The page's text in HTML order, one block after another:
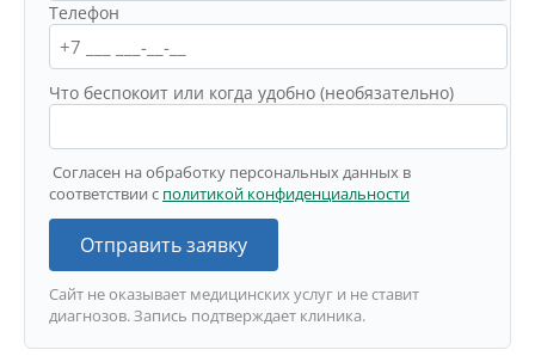
Телефон
Что беспокоит или когда удобно (необязательно)
Согласен на обработку персональных данных в
соответствии с политикой конфиденциальности
Отправить заявку
Сайт не оказывает медицинских услуг и не ставит
диагнозов. Запись подтверждает клиника.